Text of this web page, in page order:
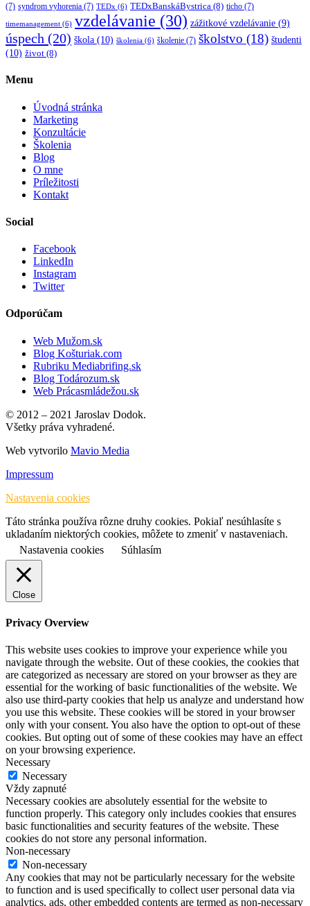
(7) syndrom vyhorenia (7) TEDx (6) TEDxBanskáBystrica (8) ticho (7)
timemanagement (6) vzdelávanie (30) zážitkové vzdelávanie (9)
úspech (20) škola (10) školenia (6) školenie (7) školstvo (18) študenti
(10) život (8)
Menu
Úvodná stránka
Marketing
Konzultácie
Školenia
Blog
O mne
Príležitosti
Kontakt
Social
Facebook
LinkedIn
Instagram
Twitter
Odporúčam
Web Mužom.sk
Blog Košturiak.com
Rubriku Mediabrifing.sk
Blog Todározum.sk
Web Prácasmládežou.sk
© 2012 – 2021 Jaroslav Dodok.
Všetky práva vyhradené.
Web vytvorilo Mavio Media
Impressum
Nastavenia cookies
Táto stránka používa rôzne druhy cookies. Pokiaľ nesúhlasíte s
ukladaním niektorých cookies, môžete to zmeniť v nastaveniach.
Nastavenia cookies
Súhlasím
Close
Privacy Overview
This website uses cookies to improve your experience while you
navigate through the website. Out of these cookies, the cookies that
are categorized as necessary are stored on your browser as they are
essential for the working of basic functionalities of the website. We
also use third-party cookies that help us analyze and understand how
you use this website. These cookies will be stored in your browser
only with your consent. You also have the option to opt-out of these
cookies. But opting out of some of these cookies may have an effect
on your browsing experience.
Necessary
Necessary
Vždy zapnuté
Necessary cookies are absolutely essential for the website to
function properly. This category only includes cookies that ensures
basic functionalities and security features of the website. These
cookies do not store any personal information.
Non-necessary
Non-necessary
Any cookies that may not be particularly necessary for the website
to function and is used specifically to collect user personal data via
analytics, ads, other embedded contents are termed as non-necessary